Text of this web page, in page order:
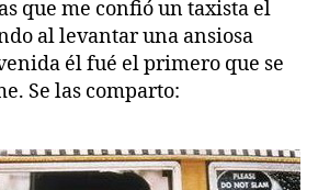
que me confió un taxista el
al levantar una ansiosa
él fué el primero que se
Se las comparto: